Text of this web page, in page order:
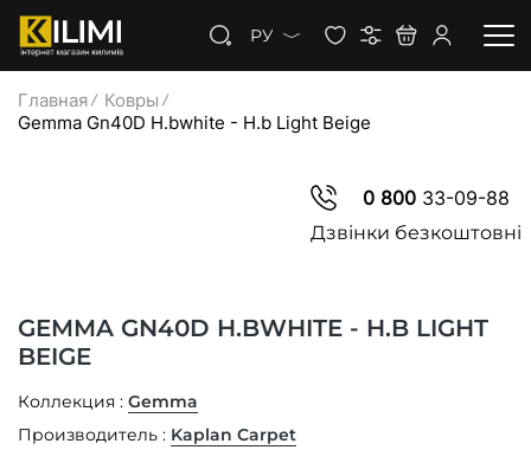
РУ
КОВРЫ
СКИДКИ
Главная
Ковры
Gemma Gn40D H.bwhite - H.b Light Beige
0 80033-09-88
Дзвінки безкоштовні
GEMMA GN40D H.BWHITE - H.B LIGHT
BEIGE
Коллекция : Gemma
Производитель : Kaplan Carpet